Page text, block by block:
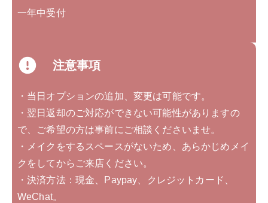
一年中受付
注意事項
・当日オプションの追加、変更は可能です。
・翌日返却のご対応ができない可能性がありますの
で、ご希望の方は事前にご相談くださいませ。
・メイクをするスペースがないため、あらかじめメイ
クをしてからご来店ください。
・決済方法：現金、Paypay、クレジットカード、
WeChat。